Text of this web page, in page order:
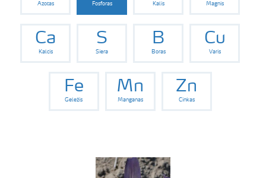
Azotas Fosforas Kalis Magnis
Ca
Kalcis
S
Siera
B
Boras
Cu
Varis
Fe
Geležis
Mn
Manganas
Zn
Cinkas